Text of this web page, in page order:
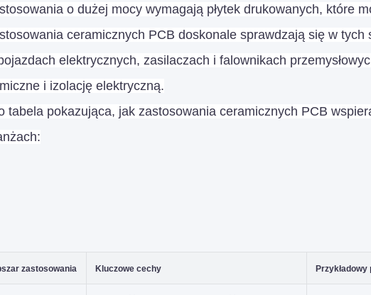
o dużej mocy wymagają płytek drukowanych, które
ceramicznych PCB doskonale sprawdzają się w
elektrycznych, zasilaczach i falownikach
i izolację elektryczną.
tabela pokazująca, jak zastosowania ceramicznych PCB
zastosowania Kluczowe cechy